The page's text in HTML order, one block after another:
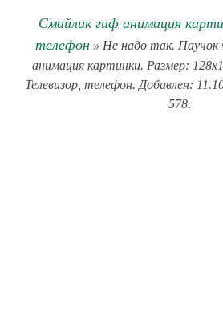
Смайлик гиф анимация
телефон» Не надо так. Паучок
анимация картинки. Размер:
Телевизор, телефон. Добавлен:
578.